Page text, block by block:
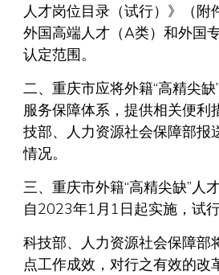
人才岗位目录（试行）》（附
外国高端人才（A类）和外国
认定范围。
二、重庆市应将外籍“高精尖
服务保障体系，提供相关便利
技部、人力资源社会保障部报
情况。
三、重庆市外籍“高精尖缺”人
自2023年1月1日起实施，试行
科技部、人力资源社会保障部
点工作成效，对行之有效的改